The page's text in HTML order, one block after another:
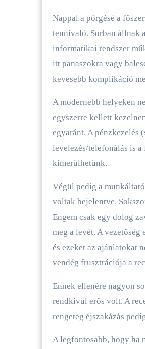
Nappal a pörgésé a
tennivaló. Sorban állnak
informatikai rendszer
itt panaszokra vagy
kevesebb komplikáció
A modernebb helyeken
egyszerre kellett
egyaránt. A pénzkezelés
levelezés/telefonálás is
kimerülhetünk.
Végül pedig a
voltak bejelentve.
Engem csak egy dolog
meg a levét. A
és ezeket az ajánlatokat
vendég frusztrációja a
Ennek ellenére nagyon
rendkívül erős volt. A
rengeteg éjszakázás
A legfontosabb, hogy ha